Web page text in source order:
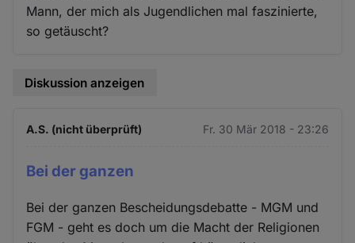
Mann, der mich als Jugendlichen mal faszinierte,
so getäuscht?
Diskussion anzeigen
A.S. (nicht überprüft) Fr. 30 Mär 2018 - 23:26
Bei der ganzen
Bei der ganzen Bescheidungsdebatte - MGM und
FGM - geht es doch um die Macht der Religionen